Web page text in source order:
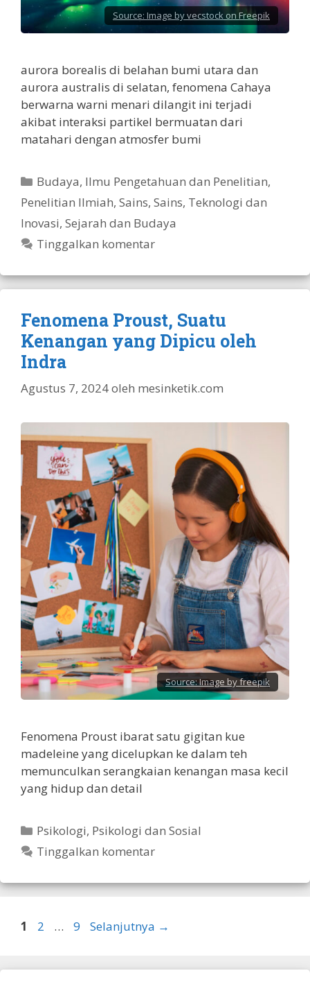
Source: Image by vecstock on Freepik
aurora borealis di belahan bumi utara dan
aurora australis di selatan, fenomena Cahaya
berwarna warni menari dilangit ini terjadi
akibat interaksi partikel bermuatan dari
matahari dengan atmosfer bumi
Kategori
Budaya, Ilmu Pengetahuan dan Penelitian,
Penelitian Ilmiah, Sains, Sains, Teknologi dan
Inovasi, Sejarah dan Budaya
Tinggalkan komentar
Fenomena Proust, Suatu
Kenangan yang Dipicu oleh
Indra
Agustus 7, 2024oleh mesinketik.com
Source:Image by freepik
Fenomena Proust ibarat satu gigitan kue
madeleine yang dicelupkan ke dalam teh
memunculkan serangkaian kenangan masa kecil
yang hidup dan detail
Kategori
Psikologi, Psikologi dan Sosial
Tinggalkan komentar
Halaman
1 Halaman
2 … Halaman
9 Selanjutnya →